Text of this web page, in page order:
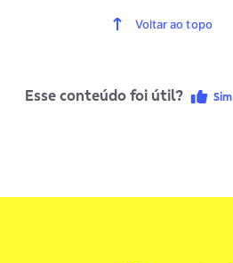
Voltar ao topo
Esse conteúdo foi útil? Sim